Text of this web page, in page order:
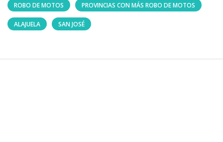
ROBO DE MOTOS PROVINCIAS CON MÁS ROBO DE MOTOS
ALAJUELA SAN JOSÉ